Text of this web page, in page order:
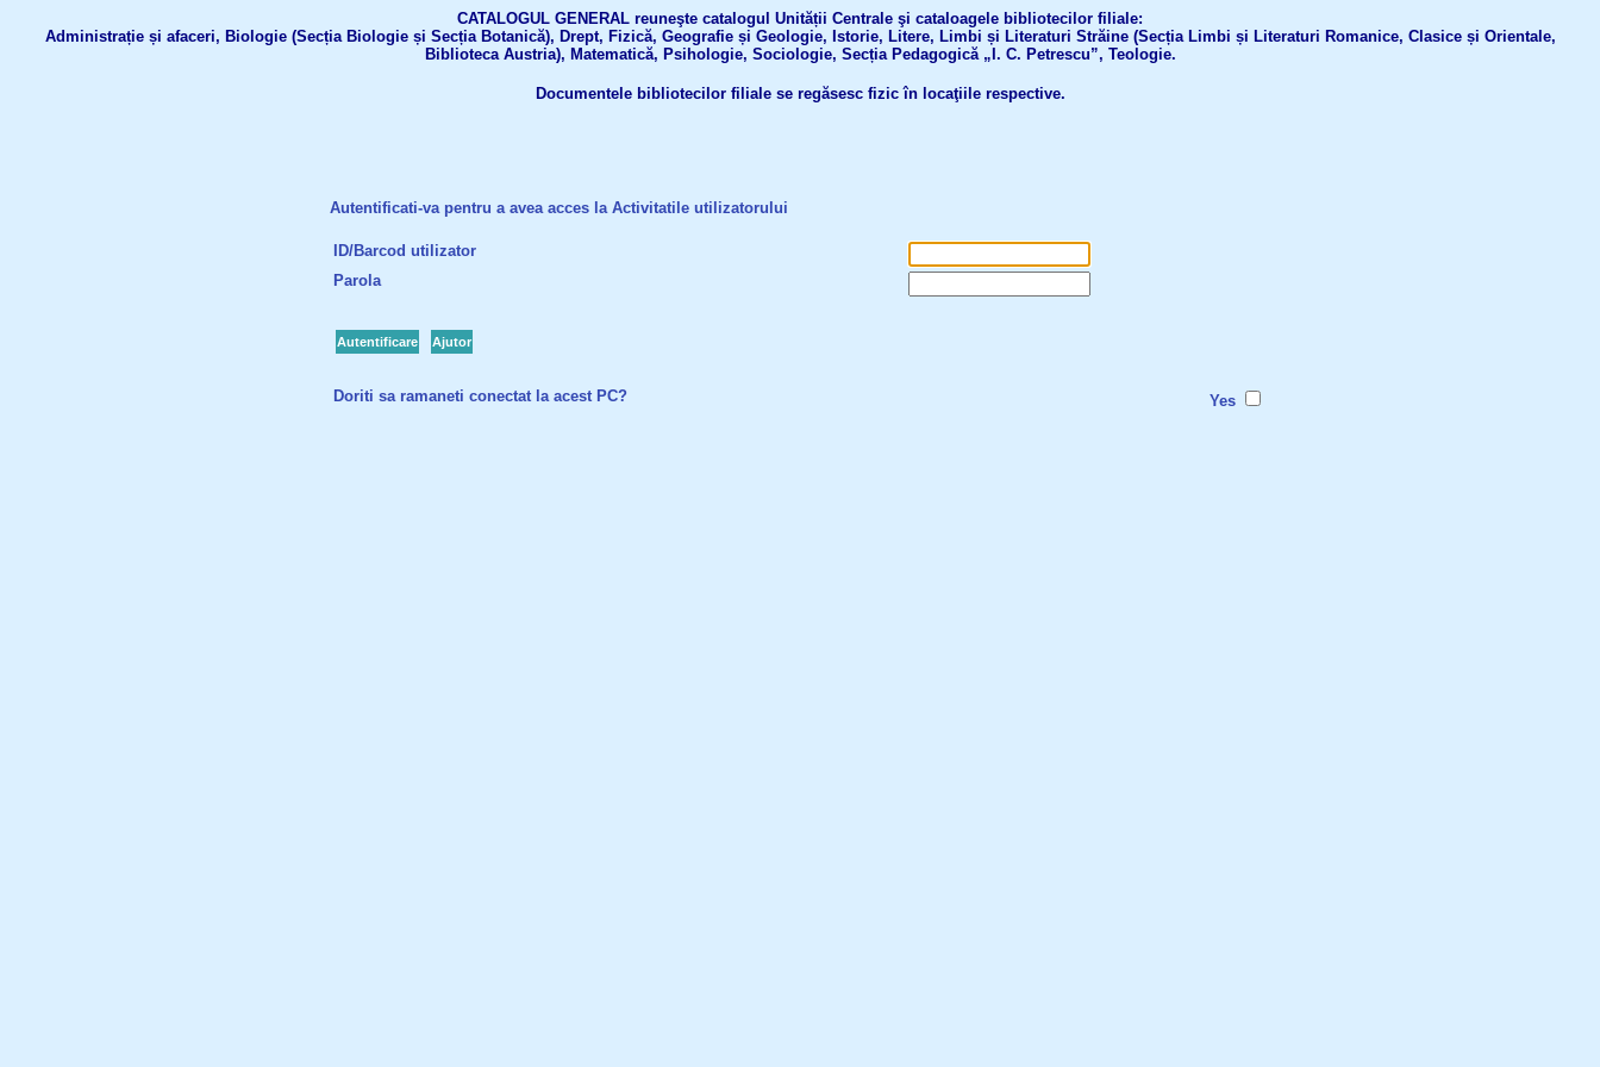
CATALOGUL GENERAL reuneşte catalogul Unității Centrale şi cataloagele bibliotecilor filiale:
Administrație și afaceri, Biologie (Secția Biologie și Secția Botanică), Drept, Fizică, Geografie și Geologie, Istorie, Litere, Limbi și Literaturi Străine (Secția Limbi și Literaturi Romanice, Clasice și Orientale,
Biblioteca Austria), Matematică, Psihologie, Sociologie, Secția Pedagogică „I. C. Petrescu”, Teologie.
Documentele bibliotecilor filiale se regăsesc fizic în locaţiile respective.
Autentificati-va pentru a avea acces la Activitatile utilizatorului
ID/Barcod utilizator
Parola
Autentificare Ajutor
Doriti sa ramaneti conectat la acest PC? Yes